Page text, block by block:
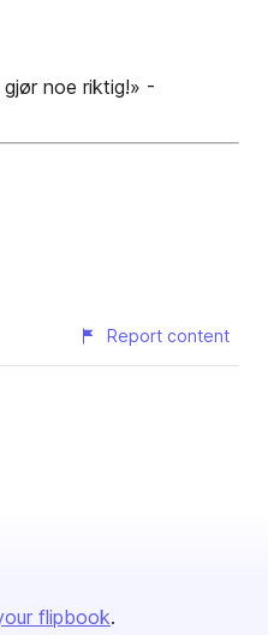
noe riktig!» -
Report content
flipbook.